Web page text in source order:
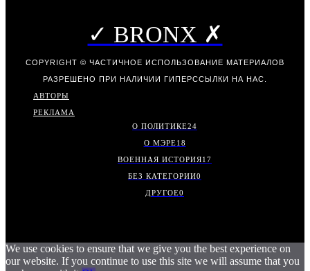
✓ BRONX ✗
COPYRIGHT © ЧАСТИЧНОЕ ИСПОЛЬЗОВАНИЕ МАТЕРИАЛОВ
РАЗРЕШЕНО ПРИ НАЛИЧИИ ГИПЕРССЫЛКИ НА НАС.
АВТОРЫ
РЕКЛАМА
О ПОЛИТИКЕ24
О МЭРЕ18
ВОЕННАЯ ИСТОРИЯ17
БЕЗ КАТЕГОРИИ0
ДРУГОЕ0
We use cookies to ensure that we give you the best experience on
our website. If you continue to use this site we will assume that you